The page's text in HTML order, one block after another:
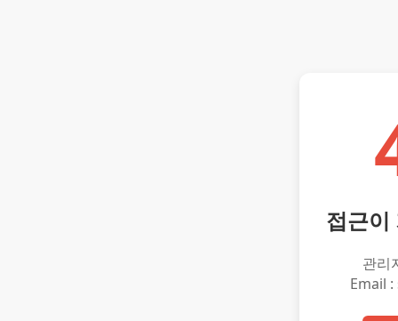
접근이
관리
Email